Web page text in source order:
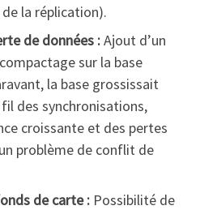
la réplication).
de données :Ajout d’un
sur la base
la base grossissait
des synchronisations,
croissante et des pertes
problème de conflit de
de carte : Possibilité de